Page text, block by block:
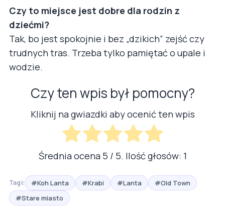
Czy to miejsce jest dobre dla rodzin z
dziećmi?
Tak, bo jest spokojnie i bez „dzikich” zejść czy
trudnych tras. Trzeba tylko pamiętać o upale i
wodzie.
Czy ten wpis był pomocny?
Kliknij na gwiazdki aby ocenić ten wpis
Średnia ocena 5 / 5. Ilość głosów: 1
Tagi: #Koh Lanta #Krabi #Lanta
#Old Town
#Stare miasto